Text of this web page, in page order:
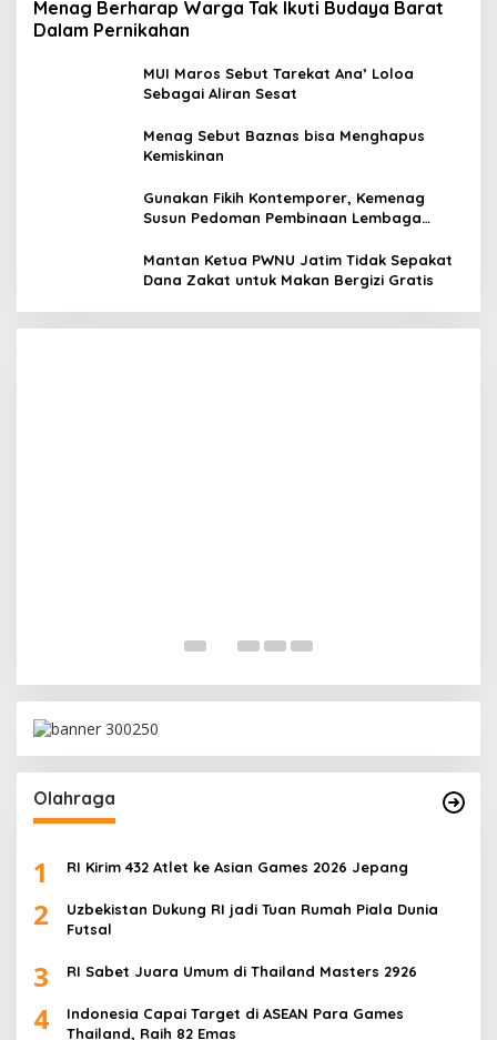
Menag Berharap Warga Tak Ikuti Budaya Barat
Dalam Pernikahan
MUI Maros Sebut Tarekat Ana’ Loloa
Sebagai Aliran Sesat
Menag Sebut Baznas bisa Menghapus
Kemiskinan
Gunakan Fikih Kontemporer, Kemenag
Susun Pedoman Pembinaan Lembaga
Mantan Ketua PWNU Jatim Tidak Sepakat
Dana Zakat untuk Makan Bergizi Gratis
Megawati Terbitkan Surat Internal, Tegaskan
Posisi PDIP Sebagai Partai Penyeimbang
Olahraga
1 RI Kirim 432 Atlet ke Asian Games 2026 Jepang
2
Uzbekistan Dukung RI jadi Tuan Rumah Piala Dunia
Futsal
3 RI Sabet Juara Umum di Thailand Masters 2926
4
Indonesia Capai Target di ASEAN Para Games
Thailand, Raih 82 Emas